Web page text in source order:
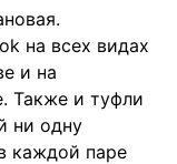
на всех видах
и на
Также и туфли
ни одну
каждой паре